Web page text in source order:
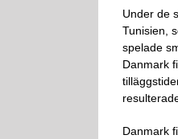
Under de
Tunisien,
spelade
Danmark
Danmark